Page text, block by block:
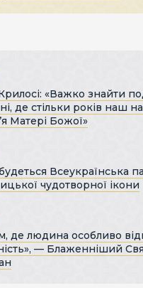
«Важко знайти
де стільки років наш
Матері Божої»
Всеукраїнська
чудотворної ікони
де людина особливо
— Блаженніший